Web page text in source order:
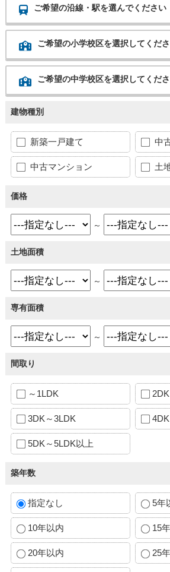
ご希望の沿線・駅を選んでください
ご希望の小学校区を選択してくだ
ご希望の中学校区を選択してくだ
建物種別
新築一戸建て 中
中古マンション 土
価格
～
土地面積
～
専有面積
～
間取り
～1LDK
3DK～3LDK
5DK～5LDK以上
築年数
指定なし 5年
10年以内 15
20年以内 25